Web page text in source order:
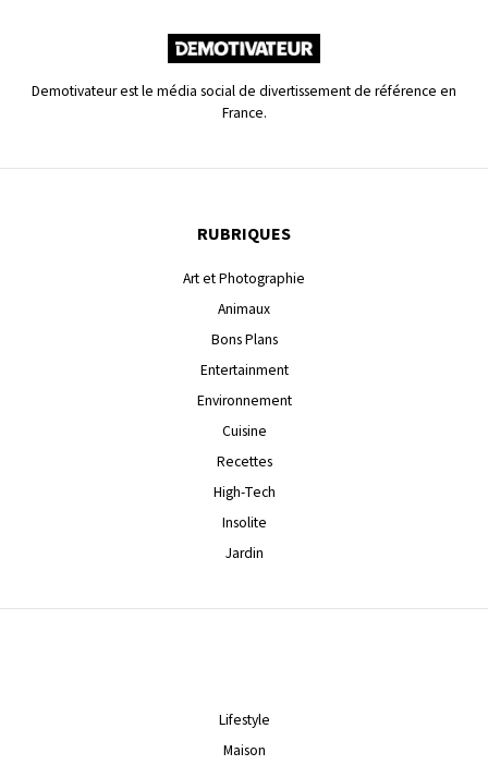
Demotivateur est le média social de divertissement de référence en
France.
RUBRIQUES
Art et Photographie
Animaux
Bons Plans
Entertainment
Environnement
Cuisine
Recettes
High-Tech
Insolite
Jardin
Lifestyle
Maison